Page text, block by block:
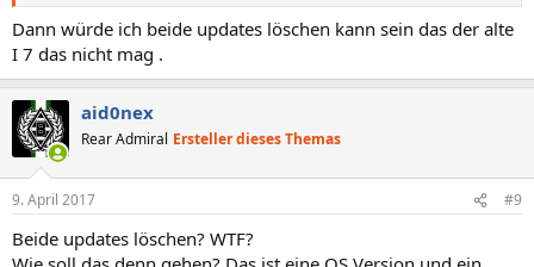
Dann würde ich beide updates löschen kann sein das der alte
I 7 das nicht mag .
aid0nex
Rear Admiral Ersteller dieses Themas
9. April 2017 #9
Beide updates löschen? WTF?